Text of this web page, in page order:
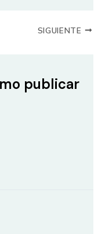
SIGUIENTE
publicar